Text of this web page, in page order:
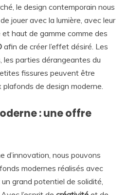
le design contemporain nous
de jouer avec la lumière, avec leur
haut de gamme comme des
afin de créer l’effet désiré. Les
les parties dérangeantes du
fissures peuvent être
de design moderne.
: une offre
d’innovation, nous pouvons
modernes réalisés avec
grand potentiel de solidité,